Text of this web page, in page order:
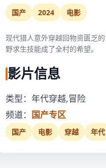
国产 2024 电影
现代猎人意外穿越回物资匮乏
野求生技能成了全村的希望。
影片信息
类型：年代穿越,冒险
频道： 国产专区
国产 电影 穿越 年代